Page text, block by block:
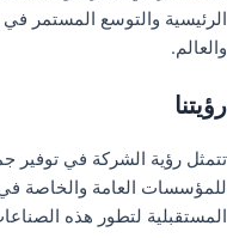
الرئيسية والتوسع المستمر
والعالم.
رؤيتنا
تتمثل رؤية الشركة في توفير
للمؤسسات العامة والخاصة
المستقبلية لتطور هذه